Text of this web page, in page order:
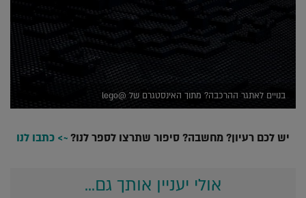
בנויים לאתגר ההרכבה? מתוך האינסטגרם של @lego
יש לכם רעיון? מחשבה? סיפור שתרצו לספר לנו?~> כתבו לנו
אולי יעניין אותך גם...